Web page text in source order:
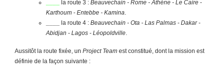
la route 3 : Beauvechain - Rome - Athène - Le Caire -
Karthoum - Entebbe - Kamina.
la route 4 : Beauvechain - Ota - Las Palmas - Dakar -
Abidjan - Lagos - Léopoldville.
Aussitôt la route fixée, un Project Team est constitué, dont la mission est
définie de la façon suivante :